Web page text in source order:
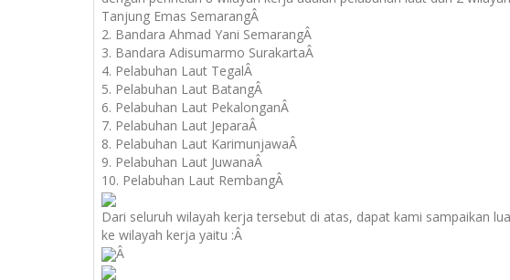
Tanjung Emas SemarangÂ
2. Bandara Ahmad Yani SemarangÂ
3. Bandara Adisumarmo SurakartaÂ
4. Pelabuhan Laut TegalÂ
5. Pelabuhan Laut BatangÂ
6. Pelabuhan Laut PekalonganÂ
7. Pelabuhan Laut JeparaÂ
8. Pelabuhan Laut KarimunjawaÂ
9. Pelabuhan Laut JuwanaÂ
10. Pelabuhan Laut RembangÂ
Dari seluruh wilayah kerja tersebut di atas, dapat kami sampaikan
ke wilayah kerja yaitu :Â
Â